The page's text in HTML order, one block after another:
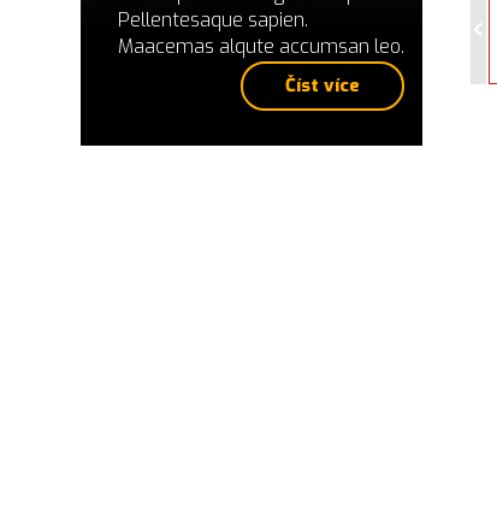
Pellentesaque sapien.
Maacemas alqute accumsan leo.
Číst více